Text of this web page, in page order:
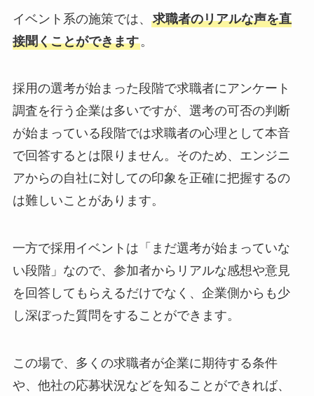
イベント系の施策では、 求職者のリアルな声を直
接聞くことができます。
採用の選考が始まった段階で求職者にアンケート
調査を行う企業は多いですが、選考の可否の判断
が始まっている段階では求職者の心理として本音
で回答するとは限りません。そのため、エンジニ
アからの自社に対しての印象を正確に把握するの
は難しいことがあります。
一方で採用イベントは「まだ選考が始まっていな
い段階」なので、参加者からリアルな感想や意見
を回答してもらえるだけでなく、企業側からも少
し深ぼった質問をすることができます。
この場で、多くの求職者が企業に期待する条件
や、他社の応募状況などを知ることができれば、